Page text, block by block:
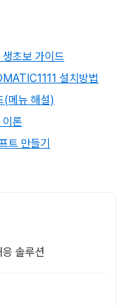
초보 가이드
설치방법
(메뉴 해설)
론
트 만들기
솔루션